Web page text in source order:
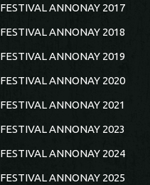
FESTIVAL ANNONAY 2017
FESTIVAL ANNONAY 2018
FESTIVAL ANNONAY 2019
FESTIVAL ANNONAY 2020
FESTIVAL ANNONAY 2021
FESTIVAL ANNONAY 2023
FESTIVAL ANNONAY 2024
FESTIVAL ANNONAY 2025